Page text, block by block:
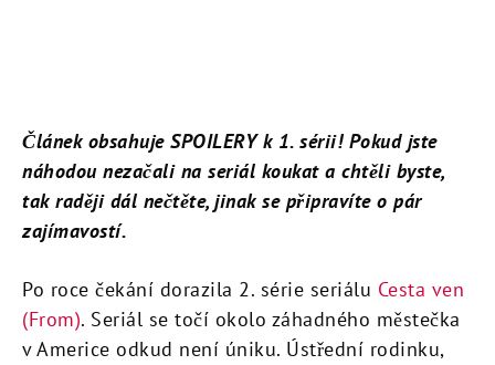
Článek obsahuje SPOILERY k 1. sérii! Pokud jste
náhodou nezačali na seriál koukat a chtěli byste,
tak raději dál nečtěte, jinak se připravíte o pár
zajímavostí.
Po roce čekání dorazila 2. série seriálu Cesta ven
(From). Seriál se točí okolo záhadného městečka
v Americe odkud není úniku. Ústřední rodinku,